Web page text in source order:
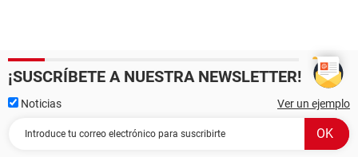
¡SUSCRÍBETE A NUESTRA NEWSLETTER!
Noticias Ver un ejemplo